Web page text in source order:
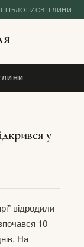
БЛОГИСВІТЛИНИ
у
відродили
10
На